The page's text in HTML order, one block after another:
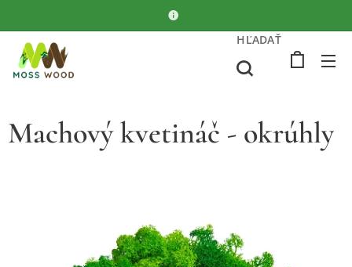
HĽADAŤ
Machový kvetináč - okrúhly